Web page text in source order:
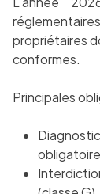
propriétaires
conformes.
Principales
obligatoire